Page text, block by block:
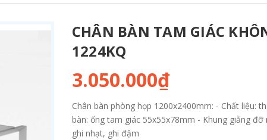
CHÂN BÀN TAM GIÁC
1224KQ
3.050.000₫
Chân bàn phòng họp 1200x2400mm: - Chất liệu:
bàn: ống tam giác 55x55x78mm - Khung giằng
ghi nhạt, ghi đậm